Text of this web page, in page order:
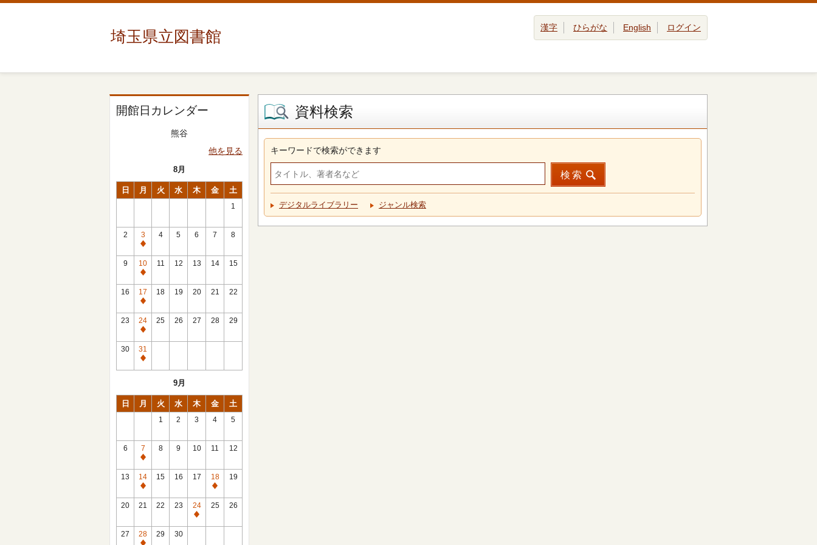
埼玉県立図書館 漢字 ひらがな English ログイン
開館日カレンダー
熊谷
他を見る
8月
日 月 火 水 木 金 土
1
2
3
休
館
日
4 5 6 7 8
9
10
休
館
日
11 12 13 14 15
16
17
休
館
日
18 19 20 21 22
23
24
休
館
日
25 26 27 28 29
30
31
休
9月
日 月 火 水 木 金 土
1 2 3 4 5
6
7
休
館
日
8 9 10 11 12
13
14
休
館
15 16 17
18
休
館
19
20 21 22 23
24
休
25 26
27
28
29 30
資料検索
キーワードで検索ができます
検索
デジタルライブラリー ジャンル検索